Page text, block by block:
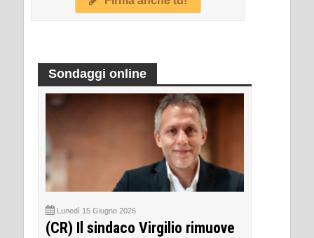
Sondaggi online
Lunedì 15 Giugno 2026
(CR) Il sindaco Virgilio rimuove